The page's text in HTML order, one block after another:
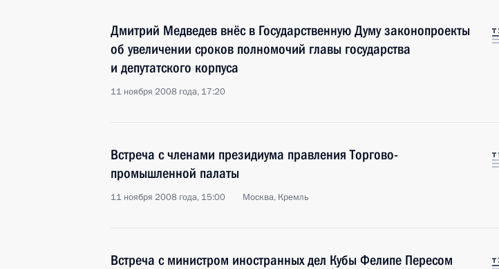
Дмитрий Медведев внёс в Государственную Думу законопроекты
об увеличении сроков полномочий главы государства
и депутатского корпуса
11 ноября 2008 года, 17:20
Встреча с членами президиума правления Торгово-
промышленной палаты
11 ноября 2008 года, 15:00 Москва, Кремль
Встреча с министром иностранных дел Кубы Фелипе Пересом